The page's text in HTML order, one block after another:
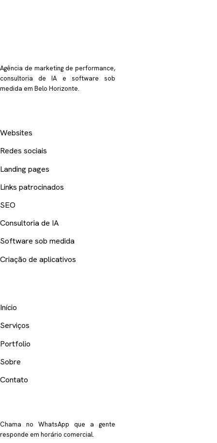
Agência de marketing de performance,
consultoria de IA e software sob
medida em Belo Horizonte.
Websites
Redes sociais
Landing pages
Links patrocinados
SEO
Consultoria de IA
Software sob medida
Criação de aplicativos
Início
Serviços
Portfolio
Sobre
Contato
Chama no WhatsApp que a gente
responde em horário comercial.